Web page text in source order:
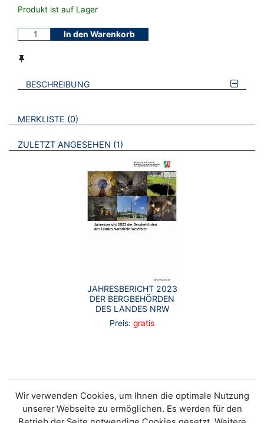
Produkt ist auf Lager
In den Warenkorb
BESCHREIBUNG
VERWEISE AUF VERMERKTE- ODER ZULETZT ANGESEHENE
MERKLISTE 0 BROSCHÜREN
ZULETZT ANGESEHEN 1 BROSCHÜREN
JAHRESBERICHT 2023
DER BERGBEHÖRDEN
DES LANDES NRW
Preis: gratis
Wir verwenden Cookies, um Ihnen die optimale Nutzung
unserer Webseite zu ermöglichen. Es werden für den